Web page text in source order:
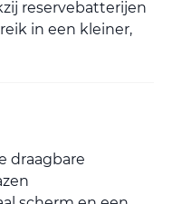
reservebatterijen
in een kleiner,
draagbare